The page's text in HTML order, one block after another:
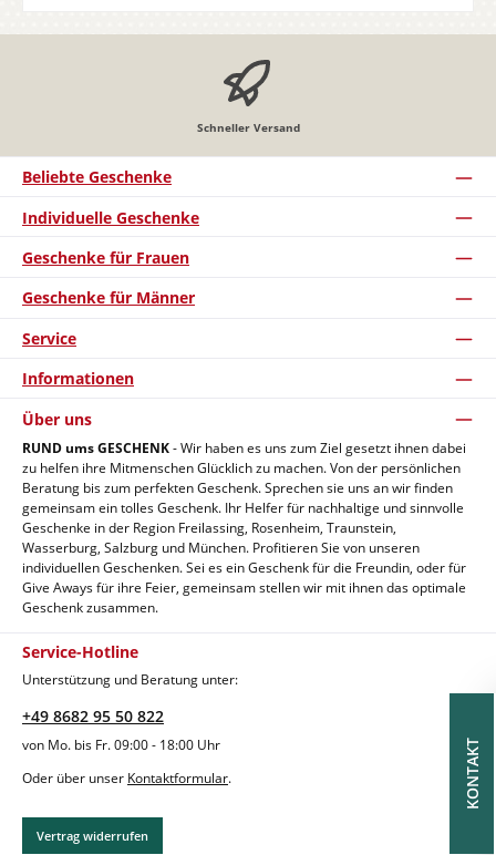
Schneller Versand
Beliebte Geschenke
Individuelle Geschenke
Geschenke für Frauen
Geschenke für Männer
Service
Informationen
Service-Hotline
Unterstützung und Beratung unter:
+49 8682 95 50 822
von Mo. bis Fr. 09:00 - 18:00 Uhr
Oder über unser Kontaktformular.
Vertrag widerrufen
Über uns
RUND ums GESCHENK- Wir haben es uns zum Ziel gesetzt ihnen dabei
zu helfen ihre Mitmenschen Glücklich zu machen. Von der persönlichen
Beratung bis zum perfekten Geschenk. Sprechen sie uns an wir finden
gemeinsam ein tolles Geschenk. Ihr Helfer für nachhaltige und sinnvolle
Geschenke in der Region Freilassing, Rosenheim, Traunstein,
Wasserburg, Salzburg und München. Profitieren Sie von unseren
individuellen Geschenken. Sei es ein Geschenk für die Freundin, oder für
Give Aways für ihre Feier, gemeinsam stellen wir mit ihnen das optimale
Geschenk zusammen.
KONTAKT